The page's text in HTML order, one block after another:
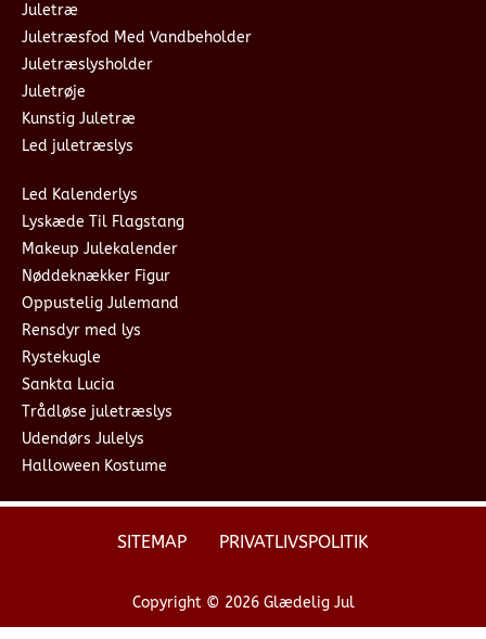
Juletræ
Juletræsfod Med Vandbeholder
Juletræslysholder
Juletrøje
Kunstig Juletræ
Led juletræslys
Led Kalenderlys
Lyskæde Til Flagstang
Makeup Julekalender
Nøddeknækker Figur
Oppustelig Julemand
Rensdyr med lys
Rystekugle
Sankta Lucia
Trådløse juletræslys
Udendørs Julelys
Halloween Kostume
SITEMAP PRIVATLIVSPOLITIK
Copyright © 2026 Glædelig Jul